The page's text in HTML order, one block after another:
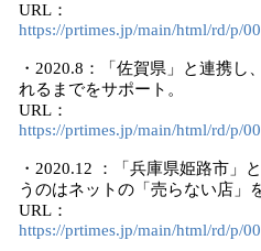
URL：
https://prtimes.jp/main/html/rd/p/
・2020.8：「佐賀県」と連携し
れるまでをサポート。
URL：
https://prtimes.jp/main/html/rd/p/
・2020.12 ：「兵庫県姫路市」
うのはネットの「売らない店」
URL：
https://prtimes.jp/main/html/rd/p/